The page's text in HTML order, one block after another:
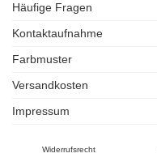
Häufige Fragen
Kontaktaufnahme
Farbmuster
Versandkosten
Impressum
Widerrufsrecht